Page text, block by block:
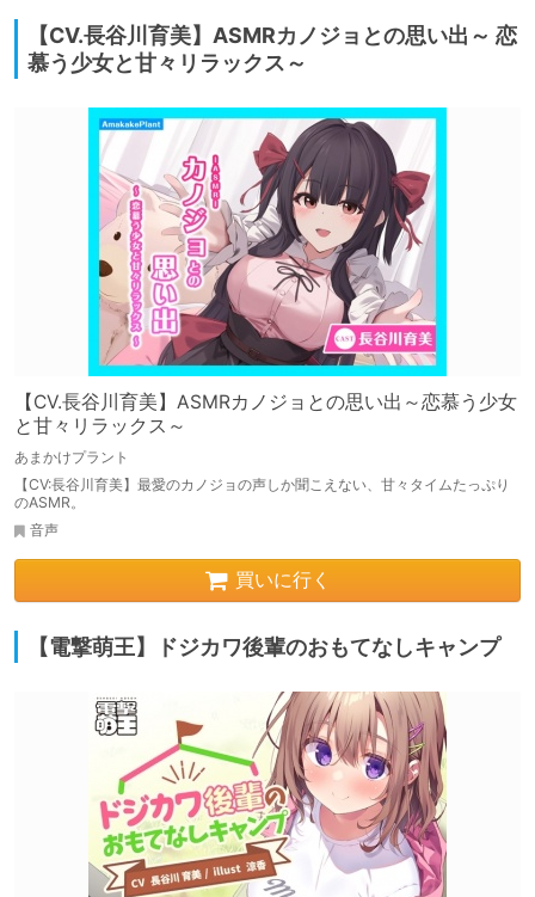
【CV.長谷川育美】ASMRカノジョとの思い出～ 恋
慕う少女と甘々リラックス～
【CV.長谷川育美】ASMRカノジョとの思い出～恋慕う少女
と甘々リラックス～
あまかけプラント
【CV:長谷川育美】最愛のカノジョの声しか聞こえない、甘々タイムたっぷり
のASMR。
音声
買いに行く
【電撃萌王】ドジカワ後輩のおもてなしキャンプ